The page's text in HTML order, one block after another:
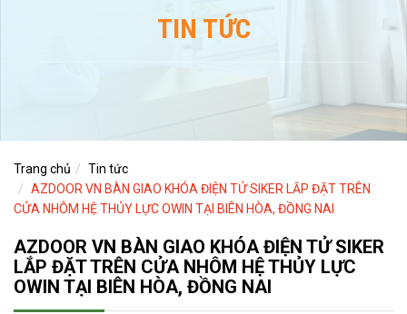
TIN TỨC
Trang chủ
Tin tức
AZDOOR VN BÀN GIAO KHÓA ĐIỆN TỬ SIKER LẮP ĐẶT TRÊN
CỬA NHÔM HỆ THỦY LỰC OWIN TẠI BIÊN HÒA, ĐỒNG NAI
AZDOOR VN BÀN GIAO KHÓA ĐIỆN TỬ SIKER
LẮP ĐẶT TRÊN CỬA NHÔM HỆ THỦY LỰC
OWIN TẠI BIÊN HÒA, ĐỒNG NAI